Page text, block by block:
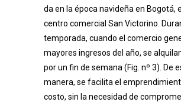
da en la época navideña en Bogotá,
centro comercial San Victorino.
temporada, cuando el comercio
mayores ingresos del año, se
por un fin de semana (Fig. nº 3). De
manera, se facilita el
costo, sin la necesidad de